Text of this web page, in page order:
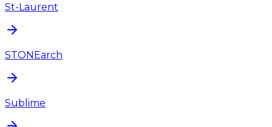
St-Laurent
STONEarch
Sublime